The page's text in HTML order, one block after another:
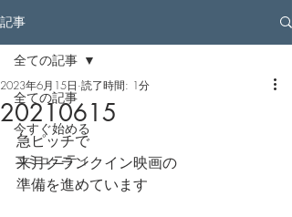
記事
全ての記事
今すぐ始める
コミュニティ
全ての記事
20210615
2023年6月15日 読了時間: 1分
急ピッチで
来月クランクイン映画の
準備を進めています